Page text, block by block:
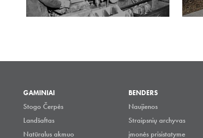
GAMINIAI
Stogo Čerpės
Landšaftas
Natūralus akmuo
BENDERS
Naujienos
Straipsnių archyvas
įmonės prisistatyme